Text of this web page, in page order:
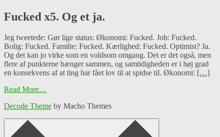
Fucked x5. Og et ja.
Jeg tweetede: Gør lige status: Økonomi: Fucked. Job: Fucked.
Bolig: Fucked. Familie: Fucked. Kærlighed: Fucked. Optimist? Ja.
Og det kan jo virke som en voldsom omgang. Det er det også, men
flere af punkterne hænger sammen, og samtidigheden er i høj grad
en konsekvens af at ting har fået lov til at spidse til. Økonomi: […]
Read More…
Decode Theme by Macho Themes